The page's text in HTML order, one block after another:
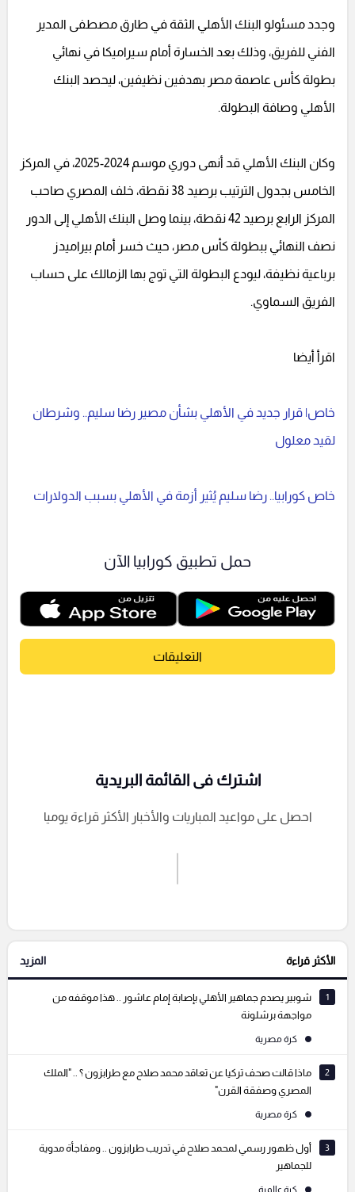
وجدد مسئولو البنك الأهلي الثقة في طارق مصطفى المدير
الفني للفريق، وذلك بعد الخسارة أمام سيراميكا في نهائي
بطولة كأس عاصمة مصر بهدفين نظيفين، ليحصد البنك
الأهلي وصافة البطولة.
وكان البنك الأهلي قد أنهى دوري موسم 2024-2025، في المركز
الخامس بجدول الترتيب برصيد 38 نقطة، خلف المصري صاحب
المركز الرابع برصيد 42 نقطة، بينما وصل البنك الأهلي إلى الدور
نصف النهائي ببطولة كأس مصر، حيث خسر أمام بيراميدز
برباعية نظيفة، ليودع البطولة التي توج بها الزمالك على حساب
الفريق السماوي.
اقرأ أيضا
خاص| قرار جديد في الأهلي بشأن مصير رضا سليم.. وشرطان
لقيد معلول
خاص كورابيا.. رضا سليم يُثير أزمة في الأهلي بسبب الدولارات
حمل تطبيق كورابيا الآن
التعليقات
إرسال تعليق
التعليقات السابقة
اشترك فى القائمة البريدية
احصل على مواعيد المباريات والأخبار الأكثر قراءة يوميا
الأكثر قراءة المزيد
1
شوبير يصدم جماهير الأهلي بإصابة إمام عاشور .. هذا موقفه من
مواجهة برشلونة
كرة مصرية
2
ماذا قالت صحف تركيا عن تعاقد محمد صلاح مع طرابزون ؟ .. "الملك
المصري وصفقة القرن"
كرة مصرية
3
أول ظهور رسمي لمحمد صلاح في تدريب طرابزون .. ومفاجأة مدوية
للجماهير